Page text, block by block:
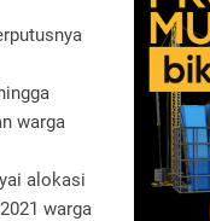
warga
alokasi
warga